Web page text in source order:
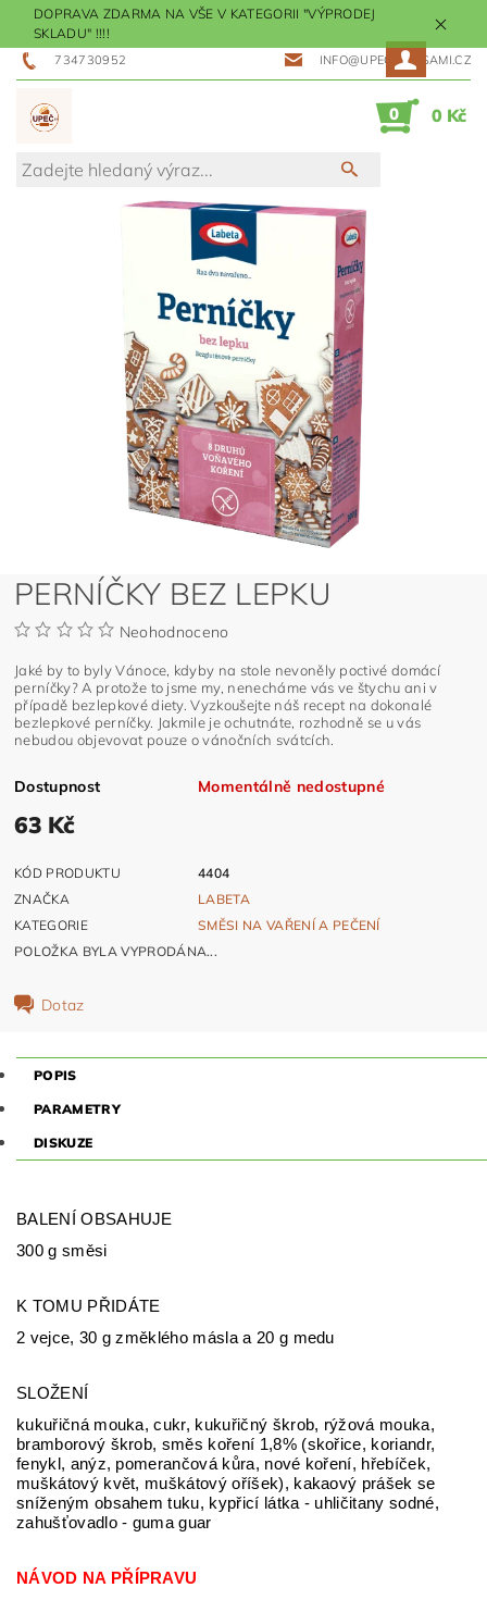
DOPRAVA ZDARMA NA VŠE V KATEGORII "VÝPRODEJ
SKLADU" !!!!
734730952 INFO@UPECMESISAMI.CZ
0 0 Kč
PERNÍČKY BEZ LEPKU
Neohodnoceno
Jaké by to byly Vánoce, kdyby na stole nevoněly poctivé domácí
perníčky? A protože to jsme my, nenecháme vás ve štychu ani v
případě bezlepkové diety. Vyzkoušejte náš recept na dokonalé
bezlepkové perníčky. Jakmile je ochutnáte, rozhodně se u vás
nebudou objevovat pouze o vánočních svátcích.
Dostupnost Momentálně nedostupné
63 Kč
KÓD PRODUKTU
4404
ZNAČKA
LABETA
KATEGORIE
SMĚSI NA VAŘENÍ A PEČENÍ
POLOŽKA BYLA VYPRODÁNA...
Dotaz
POPIS
PARAMETRY
DISKUZE
BALENÍ OBSAHUJE
300 g směsi
K TOMU PŘIDÁTE
2 vejce, 30 g změklého másla a 20 g medu
SLOŽENÍ
kukuřičná mouka, cukr, kukuřičný škrob, rýžová mouka,
bramborový škrob, směs koření 1,8% (skořice, koriandr,
fenykl, anýz, pomerančová kůra, nové koření, hřebíček,
muškátový květ, muškátový oříšek), kakaový prášek se
sníženým obsahem tuku, kypřicí látka - uhličitany sodné,
zahušťovadlo - guma guar
NÁVOD NA PŘÍPRAVU